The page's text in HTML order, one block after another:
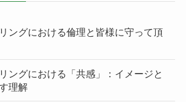
ングにおける倫理と皆様に守って頂
ングにおける「共感」：イメージと
理解